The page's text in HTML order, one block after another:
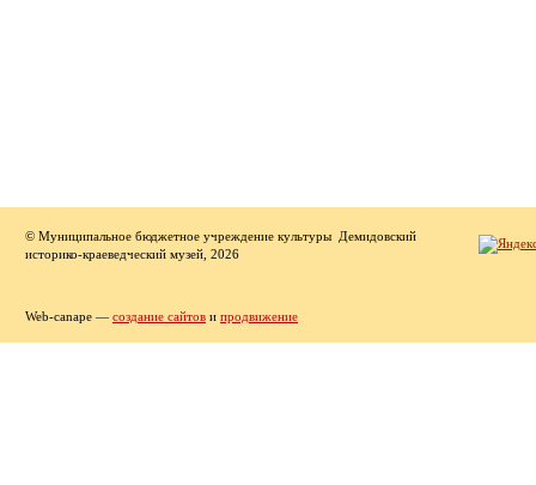
© Муниципальное бюджетное учреждение культуры Демидовский
историко-краеведческий музей, 2026
Web-canape — создание сайтов и продвижение